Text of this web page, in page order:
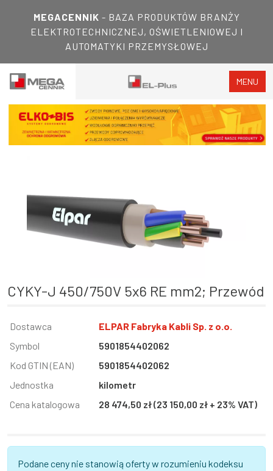
MEGACENNIK - BAZA PRODUKTÓW BRANŻY
ELEKTROTECHNICZNEJ, OŚWIETLENIOWEJ I
AUTOMATYKI PRZEMYSŁOWEJ
MENU
CYKY-J 450/750V 5x6 RE mm2; Przewód
Informacja
Wartość
Dostawca
ELPAR Fabryka Kabli Sp. z o.o.
Symbol
5901854402062
Kod GTIN (EAN)
5901854402062
Jednostka
kilometr
Cena katalogowa
28 474,50 zł (23 150,00 zł + 23% VAT)
Podane ceny nie stanowią oferty w rozumieniu kodeksu